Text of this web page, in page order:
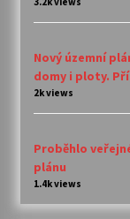
Nový územní
domy i ploty.
2k views
Proběhlo
plánu
1.4k views